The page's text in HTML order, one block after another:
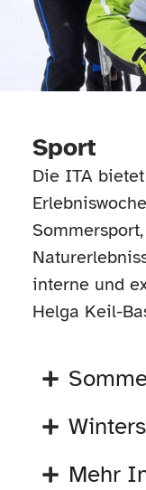
Sport
Die ITA
interne und
Helga Keil-
Mehr